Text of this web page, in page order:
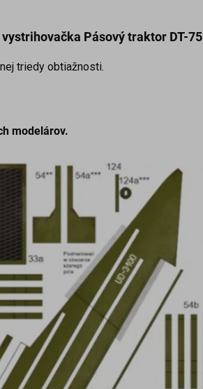
vystrihovačka Pásový traktor DT-75
triedy obtiažnosti.
modelárov.